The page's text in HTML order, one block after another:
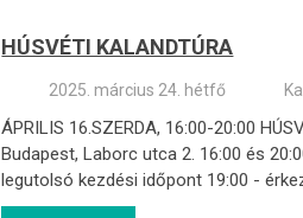
HÚSVÉTI KALANDTÚRA
2025. március 24. hétfő
ÁPRILIS 16.SZERDA, 16:00-20:00
Budapest, Laborc utca 2. 16:00 és
legutolsó kezdési időpont 19:00 -